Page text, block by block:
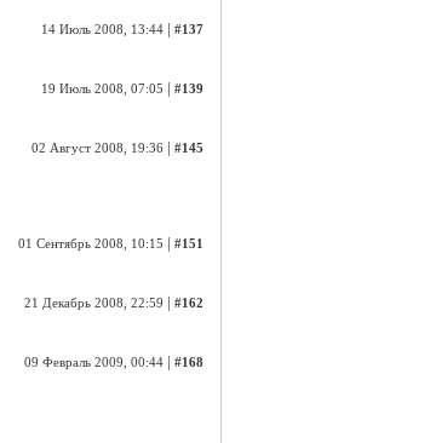
14 Июль 2008, 13:44 #137
19 Июль 2008, 07:05 #139
02 Август 2008, 19:36 #145
01 Сентябрь 2008, 10:15 #151
21 Декабрь 2008, 22:59 #162
09 Февраль 2009, 00:44 #168